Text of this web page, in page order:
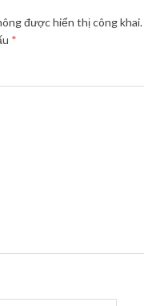
được hiển thị công khai.
*